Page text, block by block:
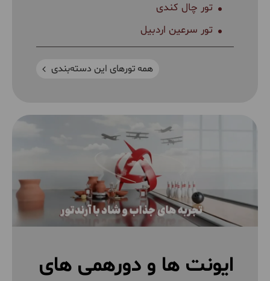
تور چال کندی
تور سرعین اردبیل
همه تورهای این دسته‌بندی
ایونت ها و دورهمی های